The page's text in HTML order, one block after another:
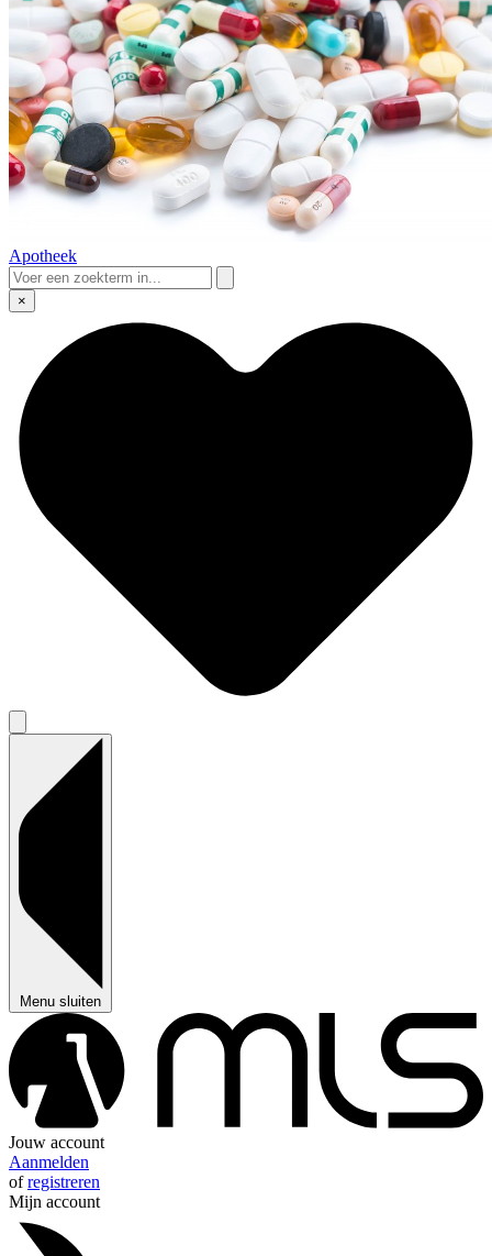
Apotheek
×
Menu sluiten
Jouw account
Aanmelden
ofregistreren
Mijn account